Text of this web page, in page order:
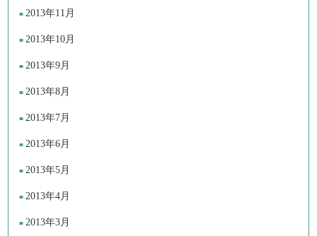
2013年11月
2013年10月
2013年9月
2013年8月
2013年7月
2013年6月
2013年5月
2013年4月
2013年3月